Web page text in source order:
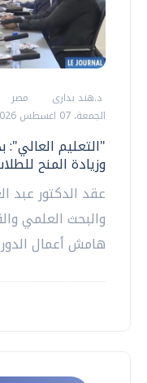
د.هند بدارى
مصر
الجمعة، 07 اغسطس 2026 06:02 م
"التعليم العالي":
وزيادة المنح
عقد الدكتور عبد
والبحث العلمي
هامش أعمال